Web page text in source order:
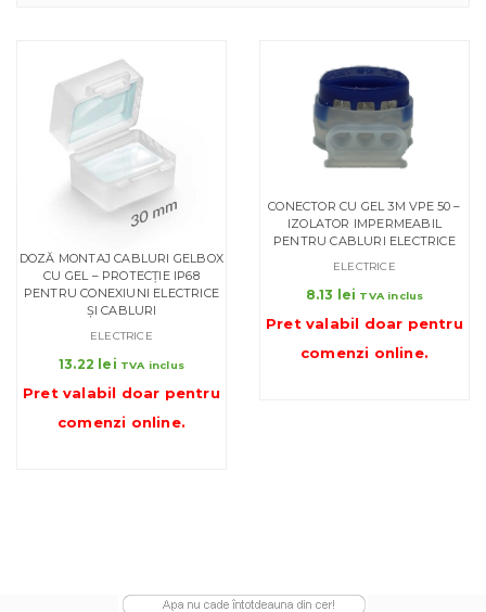
DOZĂ MONTAJ CABLURI GELBOX
CU GEL – PROTECȚIE IP68
PENTRU CONEXIUNI ELECTRICE
ȘI CABLURI
ELECTRICE
13.22 lei TVA inclus
Pret valabil doar pentru
comenzi online.
CONECTOR CU GEL 3M VPE 50 –
IZOLATOR IMPERMEABIL
PENTRU CABLURI ELECTRICE
ELECTRICE
8.13 lei TVA inclus
Pret valabil doar pentru
comenzi online.